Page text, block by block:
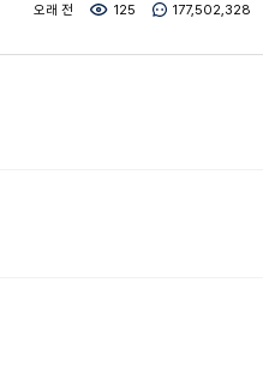
오래 전 125 177,502,328